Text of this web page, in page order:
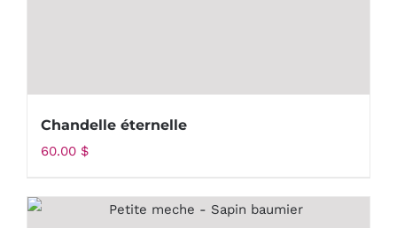
Chandelle éternelle
60.00 $